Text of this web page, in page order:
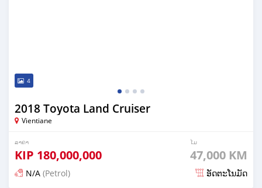
4
2018 Toyota Land Cruiser
Vientiane
ລາຄາ
KIP 180,000,000
ໄມ
47,000 KM
N/A (Petrol) ອັດຕະໂນມັດ